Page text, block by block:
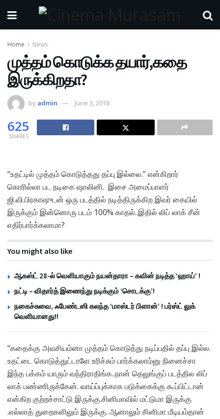
Home News
முத்தம் கொடுக்க தயார்,கதை
இருக்கிறதா?
by admin June 3, 2018
625
SHARES
“உதட்டில் முத்தம் கொடுத்தது தப்பு இல்லை.” என்கிறார்
கொரில்லா பட நடிகை ஷாலினி. இசை அமைப்பாளர்
ஜி.வி.பிரகாஷுடன் ஒரு படத்தில் நடித்திருக்கிற இவர் கையில்
இருக்கும் இன்னொரு படம் 100% காதல்..இதில் லிப் லாக் சீன்
எதிர்பார்க்கலாமா?
You might also like
ஆகஸ்ட் 28-ல் வெளியாகும் நயன்தாரா – கவின் நடித்த ‘ஹாய்’ !
நட்டி – விதார்த் இணைந்து நடிக்கும் ‘சொடக்கு’!
நகைச்சுவை, ஃபேண்டஸி கலந்த ‘மாஸ்டர் பிளான்’ ! பர்ஸ்ட் லுக்
வெளியானது!!
“கதைக்கு அவசியம்னா முத்தம் கொடுத்து நடிப்பதில் தப்பு இல்ல.
உதட்டை கொடுத்துட்டாளே உரிச்சும் பார்க்கலாம்னு நினைச்சா
இந்த பக்கம் யாரும் வந்திராதிங்க..நான் தெலுங்குப் படத்தில லிப்
லாக் பண்ணிருக்கேன். வாய்ப்புக்காக படுக்கைக்கு கூப்பிட்டான்
என்கிற குற்றச்சாட்டு இருக்கு.சினிமாவில் மட்டுமா இருக்கு
.எல்லாத் துறைகளிலும் இருக்கு. ஆனாலும் சினிமா மீடியம்தான்